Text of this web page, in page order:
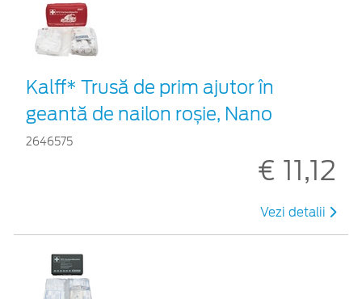
Kalff* Trusă de prim ajutor în
geantă de nailon roșie, Nano
2646575
€ 11,12
Vezi detalii